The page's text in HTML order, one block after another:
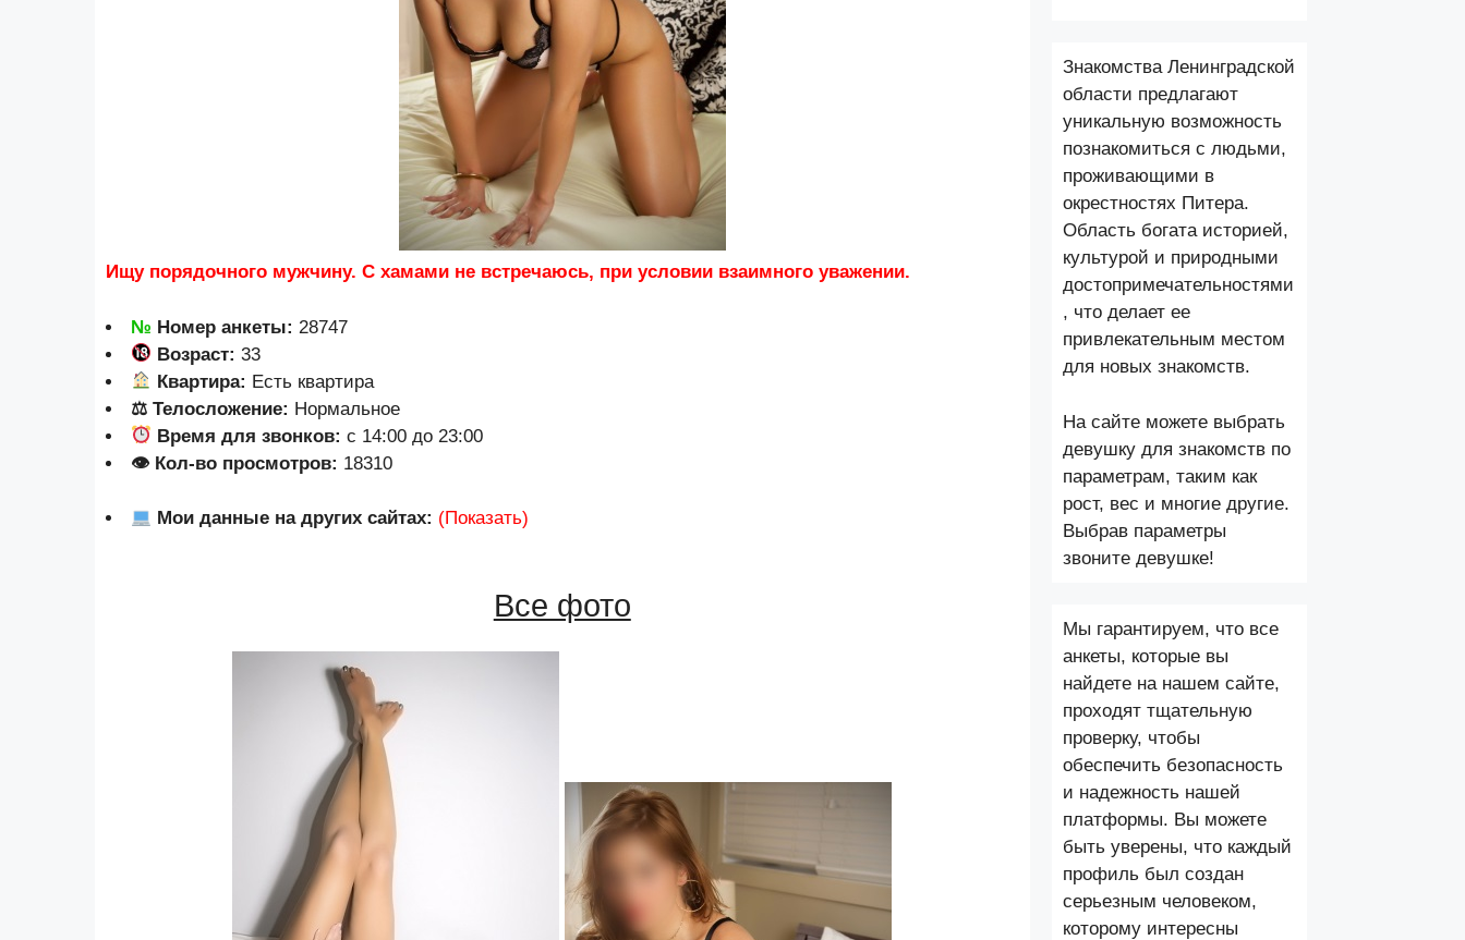
Ищу порядочного мужчину. C хамами не встречаюсь, при условии взаимного уважении.
№ Номер анкеты: 28747
Возраст:33
Квартира: Есть квартира
⚖ Телосложение: Нормальное
Время для звонков:с 14:00 до 23:00
👁 Кол-во просмотров: 18310
Мои данные на других сайтах: (Показать)
Все фото
Знакомства Ленинградской
области предлагают
уникальную возможность
познакомиться с людьми,
проживающими в
окрестностях Питера.
Область богата историей,
культурой и природными
достопримечательностями
, что делает ее
привлекательным местом
для новых знакомств.
На сайте можете выбрать
девушку для знакомств по
параметрам, таким как
рост, вес и многие другие.
Выбрав параметры
звоните девушке!
Мы гарантируем, что все
анкеты, которые вы
найдете на нашем сайте,
проходят тщательную
проверку, чтобы
обеспечить безопасность
и надежность нашей
платформы. Вы можете
быть уверены, что каждый
профиль был создан
серьезным человеком,
которому интересны